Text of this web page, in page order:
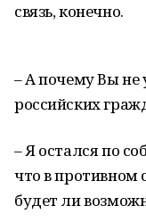
связь, конечно.
– А почему Вы не
российских
– Я остался по
что в противном
будет ли